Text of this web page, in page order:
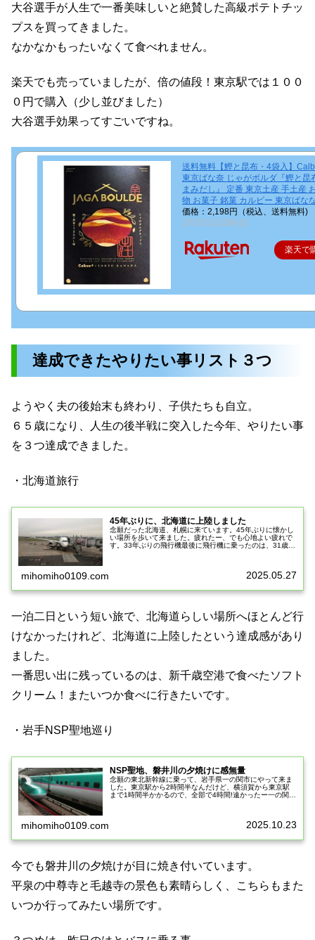
大谷選手が人生で一番美味しいと絶賛した高級ポテトチッ
プスを買ってきました。
なかなかもったいなくて食べれません。
楽天でも売っていましたが、倍の値段！東京駅では１００
０円で購入（少し並びました）
大谷選手効果ってすごいですね。
送料無料【鰹と昆布・4袋入】
東京ばな奈 じゃがボルダ『鰹と昆
まみだし』 定番 東京土産 手土産
物 お菓子 銘菓 カルビー 東京ばな
価格：2,198円（税込、送料無料)
(2025/11/22時点)
楽天で
達成できたやりたい事リスト３つ
ようやく夫の後始末も終わり、子供たちも自立。
６５歳になり、人生の後半戦に突入した今年、やりたい事
を３つ達成できました。
・北海道旅行
45年ぶりに、北海道に上陸しました
念願だった北海道、札幌に来ています。45年ぶりに懐かし
い場所を歩いて来ました。疲れたー、でも心地よい疲れで
す。33年ぶりの飛行機最後に飛行機に乗ったのは、31歳の
mihomiho0109.com 2025.05.27
一泊二日という短い旅で、北海道らしい場所へほとんど行
けなかったけれど、北海道に上陸したという達成感があり
ました。
一番思い出に残っているのは、新千歳空港で食べたソフト
クリーム！またいつか食べに行きたいです。
・岩手NSP聖地巡り
NSP聖地、磐井川の夕焼けに感無量
念願の東北新幹線に乗って、岩手県一の関市にやって来ま
した。東京駅から2時間半なんだけど、横須賀から東京駅
まで1時間半かかるので、全部で4時間!遠かったー一の関名
mihomiho0109.com 2025.10.23
今でも磐井川の夕焼けが目に焼き付いています。
平泉の中尊寺と毛越寺の景色も素晴らしく、こちらもまた
いつか行ってみたい場所です。